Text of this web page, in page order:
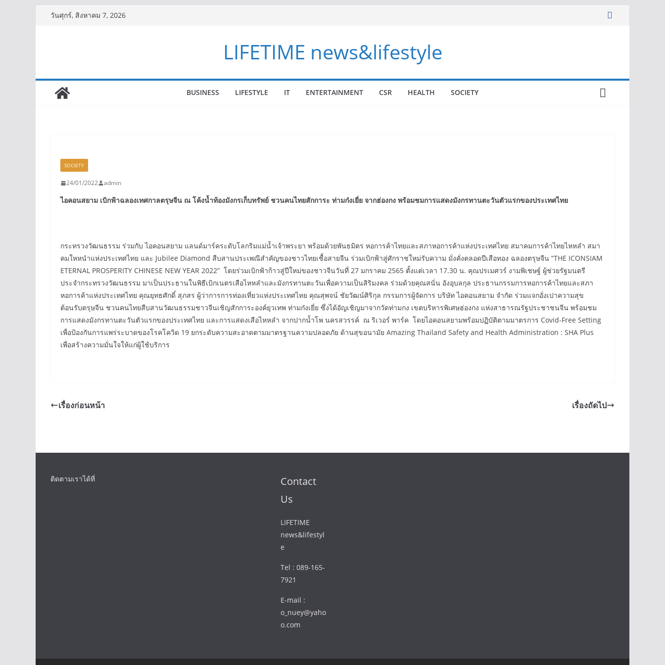
วันศุกร์, สิงหาคม 7, 2026
LIFETIME news&lifestyle
BUSINESS LIFESTYLE IT ENTERTAINMENT CSR HEALTH SOCIETY
SOCIETY
24/01/2022 admin
ไอคอนสยาม เบิกฟ้าฉลองเทศกาลตรุษจีน ณ โค้งน้ำท้องมังกรเก็บทรัพย์ ชวนคนไทยสักการะ ท่ามก๋งเยี่ย จากฮ่องกง พร้อมชมการแสดงมังกรทานตะวันตัวแรกของประเทศไทย
กระทรวงวัฒนธรรม ร่วมกับ ไอคอนสยาม แลนด์มาร์คระดับโลกริมแม่น้ำเจ้าพระยา พร้อมด้วยพันธมิตร หอการค้าไทยและสภาหอการค้าแห่งประเทศไทย สมาคมการค้าไทยไหหลำ สมา
คมใหหนำแห่งประเทศไทย และ Jubilee Diamond สืบสานประเพณีสำคัญของชาวไทยเชื้อสายจีน ร่วมเบิกฟ้าสู่ศักราชใหม่รับความ มั่งคั่งตลอดปีเสือทอง ฉลองตรุษจีน “THE ICONSIAM
ETERNAL PROSPERITY CHINESE NEW YEAR 2022” โดยร่วมเบิกฟ้าก้าวสู่ปีใหม่ของชาวจีนวันที่ 27 มกราคม 2565 ตั้งแต่เวลา 17.30 น. คุณปรเมศวร์ งามพิเชษฐ์ ผู้ช่วยรัฐมนตรี
ประจำกระทรวงวัฒนธรรม มาเป็นประธานในพิธีเบิกเนตรเสือไหหลำและมังกรทานตะวันเพื่อความเป็นสิริมงคล ร่วมด้วยคุณสนั่น อังอุบลกุล ประธานกรรมการหอการค้าไทยและสภา
หอการค้าแห่งประเทศไทย คุณยุทธศักดิ์ สุภสร ผู้ว่าการการท่องเที่ยวแห่งประเทศไทย คุณสุพจน์ ชัยวัฒน์ศิริกุล กรรมการผู้จัดการ บริษัท ไอคอนสยาม จำกัด ร่วมแจกอั่งเปาความสุข
ต้อนรับตรุษจีน ชวนคนไทยสืบสานวัฒนธรรมชาวจีนเชิญสักการะองค์ยุวเทพ ท่ามก๋งเยี่ย ซึ่งได้อัญเชิญมาจากวัดท่ามกง เขตบริหารพิเศษฮ่องกง แห่งสาธารณรัฐประชาชนจีน พร้อมชม
การแสดงมังกรทานตะวันตัวแรกของประเทศไทย และการแสดงเสือไหหลำ จากปากน้ำโพ นครสวรรค์ ณ ริเวอร์ พาร์ค โดยไอคอนสยามพร้อมปฏิบัติตามมาตรการ Covid-Free Setting
เพื่อป้องกันการแพร่ระบาดของโรคโควิด 19 ยกระดับความสะอาดตามมาตรฐานความปลอดภัย ด้านสุขอนามัย Amazing Thailand Safety and Health Administration : SHA Plus
เพื่อสร้างความมั่นใจให้แก่ผู้ใช้บริการ
เรื่องก่อนหน้า เรื่องถัดไป
ติดตามเราได้ที่
Contact
Us
LIFETIME
news&lifestyl
e
Tel : 089-165-
7921
E-mail :
o_nuey@yaho
o.com